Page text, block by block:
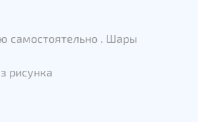
самостоятельно . Шары
рисунка